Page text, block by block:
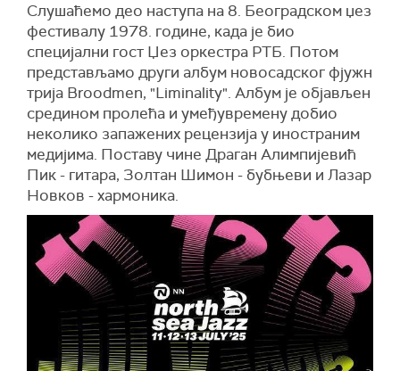
Слушаћемо део наступа на 8. Београдском џез
фестивалу 1978. године, када је био
специјални гост Џез оркестра РТБ. Потом
представљамо други албум новосадског фјужн
трија Broodmen, "Liminality". Албум је објављен
средином пролећа и умеђувремену добио
неколико запажених рецензија у иностраним
медијима. Поставу чине Драган Алимпијевић
Пик - гитара, Золтан Шимон - бубњеви и Лазар
Новков - хармоника.